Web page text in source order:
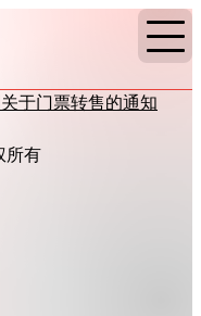
关于门票转售的通知
所有